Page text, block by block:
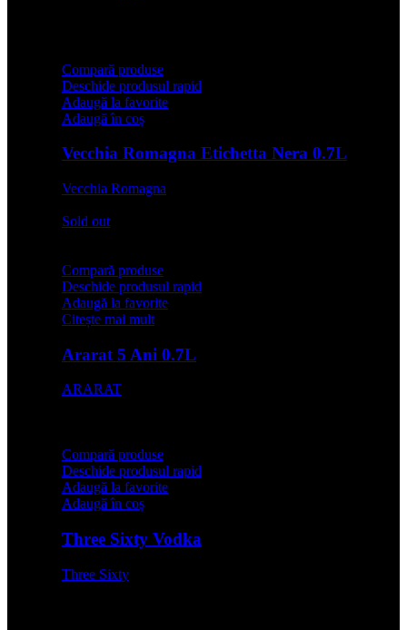
Compară produse
Deschide produsul rapid
Adaugă la favorite
Adaugă în coș
Vecchia Romagna Etichetta Nera 0.7L
Vecchia Romagna
Sold out
Compară produse
Deschide produsul rapid
Adaugă la favorite
Citește mai mult
Ararat 5 Ani 0.7L
ARARAT
Compară produse
Deschide produsul rapid
Adaugă la favorite
Adaugă în coș
Three Sixty Vodka
Three Sixty